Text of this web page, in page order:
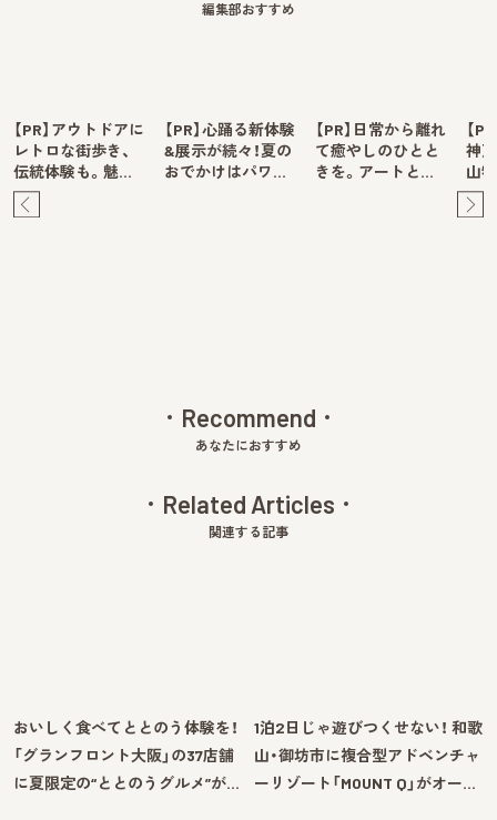
編集部おすすめ
【PR】アウトドアに
レトロな街歩き、
伝統体験も。魅…
【PR】心踊る新体験
&展示が続々！夏の
おでかけはパワ…
【PR】日常から離れ
て癒やしのひとと
きを。アートと…
【
神
山
Recommend
あなたにおすすめ
Related Articles
関連する記事
おいしく食べてととのう体験を！
「グランフロント大阪」の37店舗
に夏限定の“ととのうグルメ”が…
1泊2日じゃ遊びつくせない！ 和歌
山・御坊市に複合型アドベンチャ
ーリゾート「MOUNT Q」がオー…